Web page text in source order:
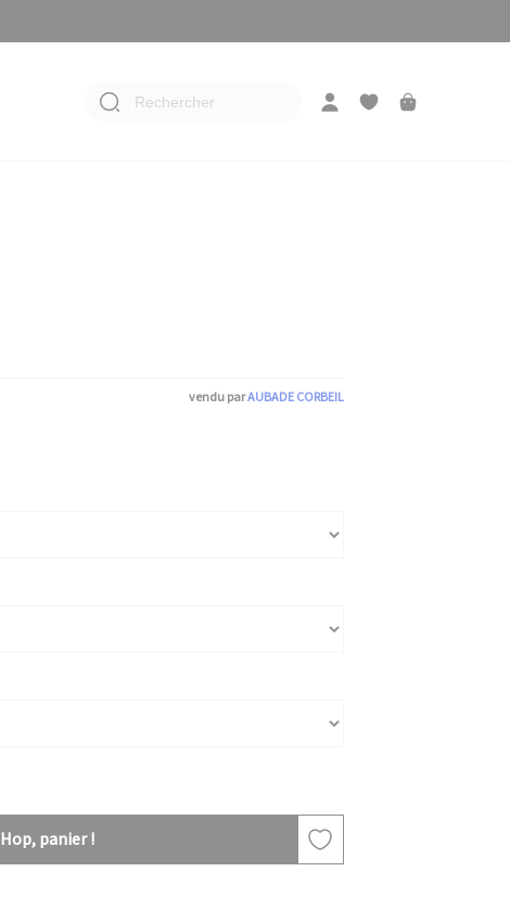
Rechercher
vendu parAUBADE CORBEIL
Hop, panier !